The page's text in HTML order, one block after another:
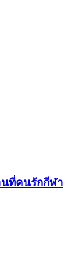
นที่คนรักกีฬา